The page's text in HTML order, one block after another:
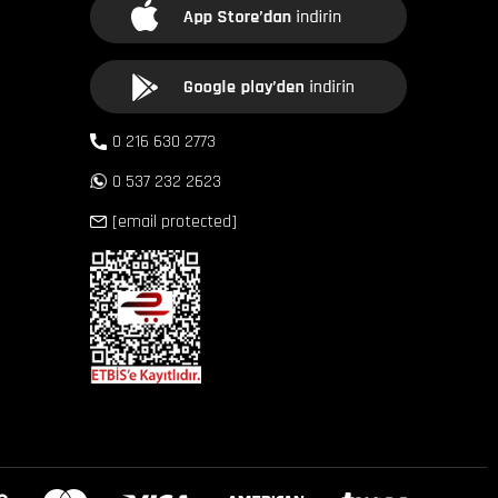
0 216 630 2773
0 537 232 2623
[email protected]